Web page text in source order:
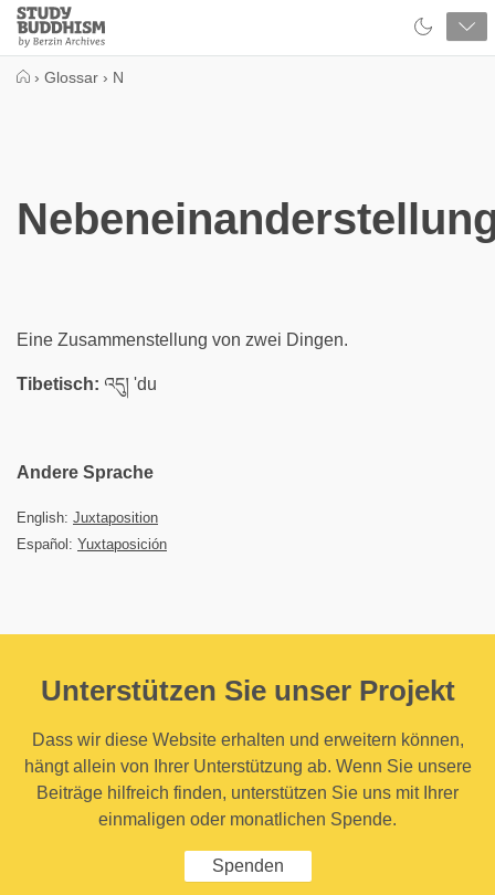
Close
Study
Buddhism
› Glossar › N
Eine Zusammenstellung von zwei Dingen.
Tibetisch: འདུ། 'du
Andere Sprache
English: Juxtaposition
Español: Yuxtaposición
Unterstützen Sie unser Projekt
Dass wir diese Website erhalten und erweitern können,
hängt allein von Ihrer Unterstützung ab. Wenn Sie unsere
Beiträge hilfreich finden, unterstützen Sie uns mit Ihrer
einmaligen oder monatlichen Spende.
Spenden